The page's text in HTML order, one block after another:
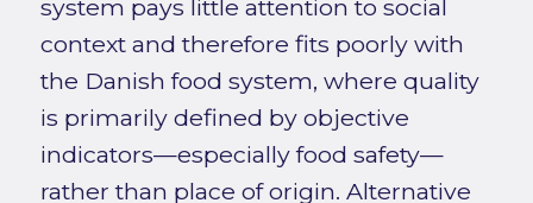
system pays little attention to social
context and therefore fits poorly with
the Danish food system, where quality
is primarily defined by objective
indicators—especially food safety—
rather than place of origin. Alternative